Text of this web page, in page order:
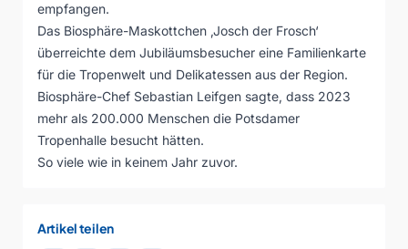
empfangen.
Das Biosphäre-Maskottchen ‚Josch der Frosch‘
überreichte dem Jubiläumsbesucher eine Familienkarte
für die Tropenwelt und Delikatessen aus der Region.
Biosphäre-Chef Sebastian Leifgen sagte, dass 2023
mehr als 200.000 Menschen die Potsdamer
Tropenhalle besucht hätten.
So viele wie in keinem Jahr zuvor.
Artikel teilen